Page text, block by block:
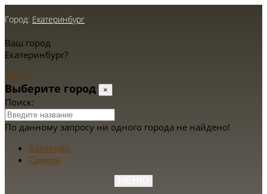
Город: Екатеринбург
Ваш город
Екатеринбург?
Да Нет
Выберите город ×
Поиск:
По данному запросу ни одного города не найдено!
Балаково
Самара